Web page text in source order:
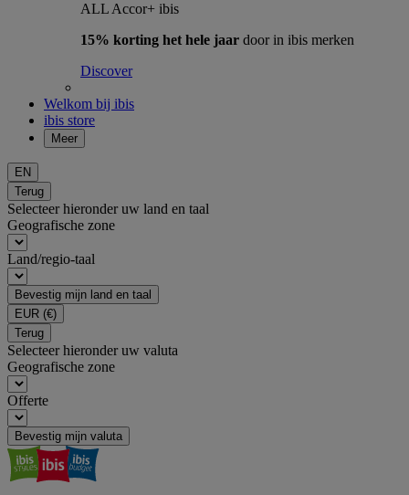
ALL Accor+ ibis
15% korting het hele jaar door in ibis merken
Discover
Welkom bij ibis
ibis store
Meer
EN
Terug
Selecteer hieronder uw land en taal
Geografische zone
Land/regio-taal
Bevestig mijn land en taal
EUR (€)
Terug
Selecteer hieronder uw valuta
Geografische zone
Offerte
Bevestig mijn valuta